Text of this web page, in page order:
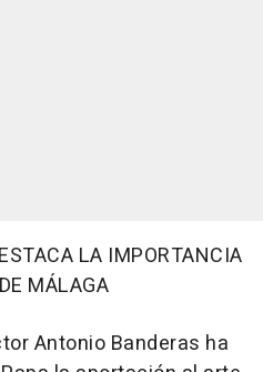
LA IMPORTANCIA
MÁLAGA
Antonio Banderas ha